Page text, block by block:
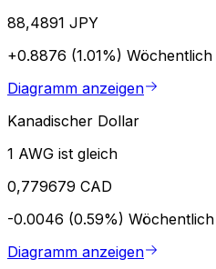
88,4891 JPY
+0.8876 (1.01%) Wöchentlich
Diagramm anzeigen
Kanadischer Dollar
1 AWG ist gleich
0,779679 CAD
-0.0046 (0.59%) Wöchentlich
Diagramm anzeigen